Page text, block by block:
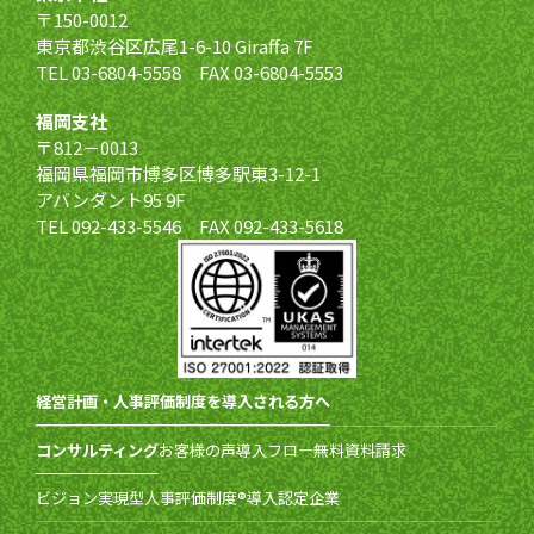
〒150-0012
東京都渋谷区広尾1-6-10 Giraffa 7F
TEL 03-6804-5558 FAX 03-6804-5553
福岡支社
〒812－0013
福岡県福岡市博多区博多駅東3-12-1
アバンダント95 9F
TEL 092-433-5546 FAX 092-433-5618
経営計画・人事評価制度を導入される方へ
コンサルティングお客様の声導入フロー無料資料請求
ビジョン実現型人事評価制度®導入認定企業